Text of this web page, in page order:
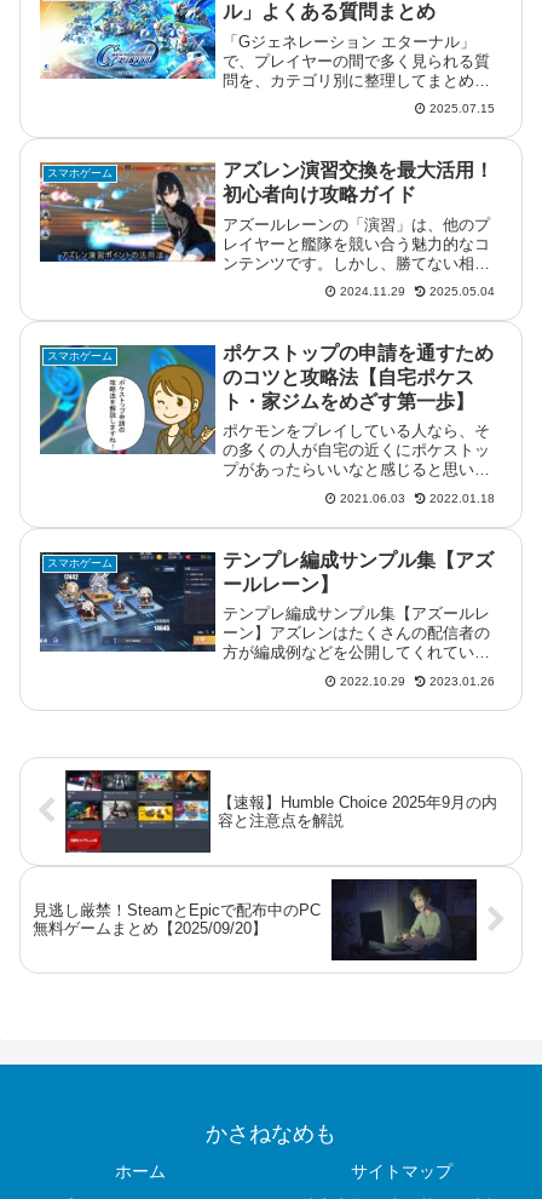
ル」よくある質問まとめ
「Gジェネレーション エターナル」
で、プレイヤーの間で多く見られる質
問を、カテゴリ別に整理してまとめま
した。最近多い質問『SDガンダム
GGENERATION ETERNAL』 ©創通・
サンライズ ©Bandai Namco Enterta...
2025.07.15
スマホゲーム
アズレン演習交換を最大活用！
初心者向け攻略ガイド
アズールレーンの「演習」は、他のプ
レイヤーと艦隊を競い合う魅力的なコ
ンテンツです。しかし、勝てない相手
に悩んだり、効率的なポイント交換方
法がわからず困ることもあるでしょ
う。本記事では、「アズレン 演習 交
換」をテーマに、貢献ポイント交換や
勲...
2024.11.29 2025.05.04
スマホゲーム
ポケストップの申請を通すため
のコツと攻略法【自宅ポケス
ト・家ジムをめざす第一歩】
ポケモンをプレイしている人なら、そ
の多くの人が自宅の近くにポケストッ
プがあったらいいなと感じると思いま
す。家から届く範囲にポケストップや
ジムがあれば、デイリーボーナスもと
りやすいしアイテムの補充にも便利で
すよね。そんな感じでポケストップの
申...
2021.06.03 2022.01.18
スマホゲーム
テンプレ編成サンプル集【アズ
ールレーン】
テンプレ編成サンプル集【アズールレ
ーン】アズレンはたくさんの配信者の
方が編成例などを公開してくれていま
すが、自分の手持ちの装備とあわない
場合もあるかと思います。なにかの参
考になりましたらさいわいです。共
2022.10.29 2023.01.26
【速報】Humble Choice 2025年9月の内
容と注意点を解説
見逃し厳禁！SteamとEpicで配布中のPC
無料ゲームまとめ【2025/09/20】
かさねなめも
ホーム
サイトマップ